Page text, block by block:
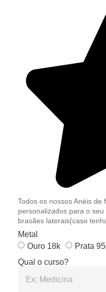
Todos os nossos Anéis de
personalizados para o
brasães laterais(caso
Metal
Ouro 18k
Prata
Qual o curso?